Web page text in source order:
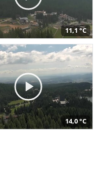
11,1 °C
14,0 °C